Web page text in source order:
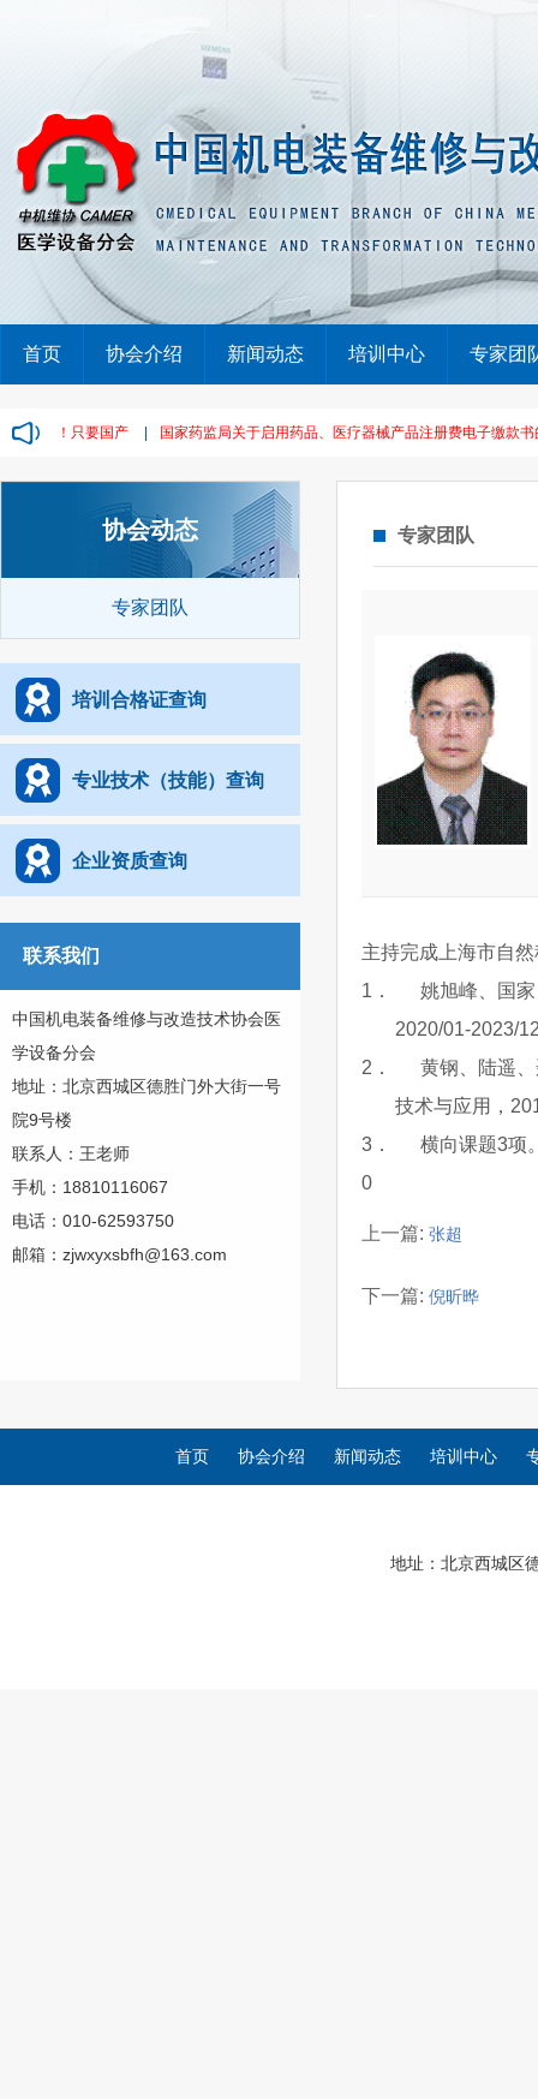
首页 协会介绍 新闻动态 培训中心 专家团
废标！只要国产 | 国家药监局关于启用药品、医疗器械产品注册费电子缴款书
协会动态
专家团队
培训合格证查询
专业技术（技能）查询
企业资质查询
联系我们
中国机电装备维修与改造技术协会医
学设备分会
地址：北京西城区德胜门外大街一号
院9号楼
联系人：王老师
手机：18810116067
电话：010-62593750
邮箱：zjwxyxsbfh@163.com
专家团队
主持完成上海市自
1 ．
姚旭峰、国家
2020/01-2023/
2 ．
黄钢、陆遥、
技术与应用，
3 ．
横向课题3项
0
上一篇: 张超
下一篇: 倪昕晔
首页 协会介绍 新闻动态 培训中心
地址：北京西城区